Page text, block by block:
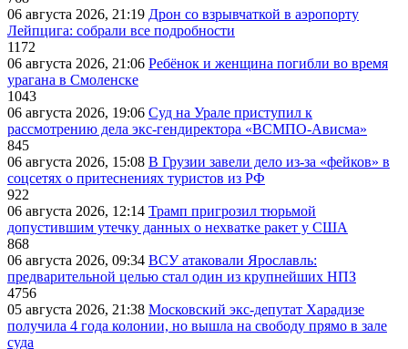
06 августа 2026, 21:19 Дрон со взрывчаткой в аэропорту
Лейпцига: собрали все подробности
1172
06 августа 2026, 21:06 Ребёнок и женщина погибли во время
урагана в Смоленске
1043
06 августа 2026, 19:06 Суд на Урале приступил к
рассмотрению дела экс-гендиректора «ВСМПО-Ависма»
845
06 августа 2026, 15:08 В Грузии завели дело из-за «фейков» в
соцсетях о притеснениях туристов из РФ
922
06 августа 2026, 12:14 Трамп пригрозил тюрьмой
допустившим утечку данных о нехватке ракет у США
868
06 августа 2026, 09:34 ВСУ атаковали Ярославль:
предварительной целью стал один из крупнейших НПЗ
4756
05 августа 2026, 21:38 Московский экс-депутат Харадизе
получила 4 года колонии, но вышла на свободу прямо в зале
суда